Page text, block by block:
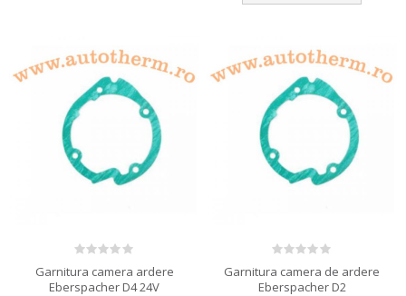
Garnitura camera ardere
Eberspacher D4 24V
out of 5
Garnitura camera de ardere
Eberspacher D2